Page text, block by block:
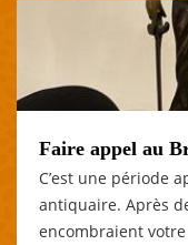
Faire appel au
C’est une période
antiquaire. Après
encombraient